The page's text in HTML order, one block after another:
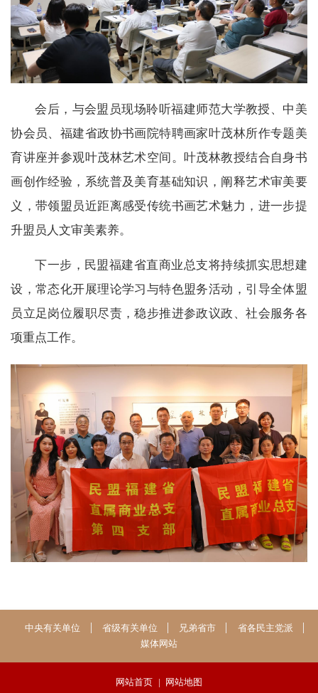
会后，与会盟员现场聆听福建师范大学教授、中美
协会员、福建省政协书画院特聘画家叶茂林所作专题美
育讲座并参观叶茂林艺术空间。叶茂林教授结合自身书
画创作经验，系统普及美育基础知识，阐释艺术审美要
义，带领盟员近距离感受传统书画艺术魅力，进一步提
升盟员人文审美素养。
下一步，民盟福建省直商业总支将持续抓实思想建
设，常态化开展理论学习与特色盟务活动，引导全体盟
员立足岗位履职尽责，稳步推进参政议政、社会服务各
项重点工作。
中央有关单位 省级有关单位 兄弟省市
省各民主党派
媒体网站
网站首页 | 网站地图